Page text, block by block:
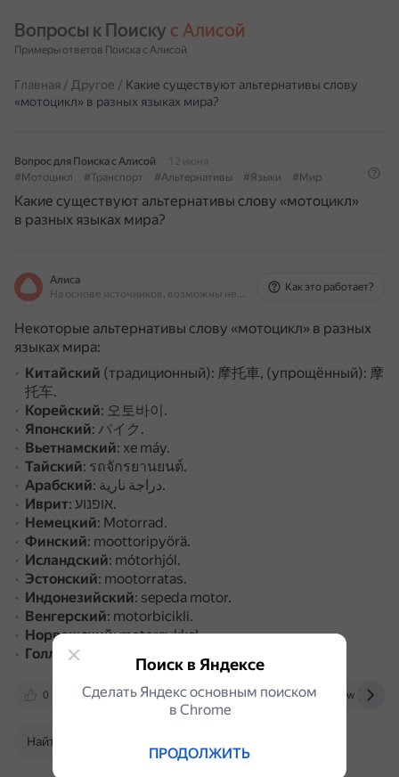
Вопросы к Поиску с Алисой
Примеры ответов Поиска с Алисой
Главная / Другое / Какие существуют альтернативы слову
«мотоцикл» в разных языках мира?
Вопрос для Поиска с Алисой
12 июня
#Мотоцикл
#Транспорт #Альтернативы #Языки #Мир
Какие существуют альтернативы слову «мотоцикл»
в разных языках мира?
Алиса
На основе источников, возможны неточности
Как это работает?
Некоторые альтернативы слову «мотоцикл» в разных
языках мира:
Китайский (традиционный): 摩托車, (упрощённый): 摩
托车.
Корейский: 오토바이.
Японский: バイク.
Вьетнамский: xe máy.
Тайский: รถจักรยานยนต์.
Арабский
: دراجة نارية.
Иврит
: אופנוע.
Немецкий: Motorrad.
Финский: moottoripyörä.
Исландский: mótorhjól.
Эстонский: mootorratas.
Индонезийский: sepeda motor.
Венгерский: motorbicikli.
Норвежский: motorsykkel.
Голландский
0 dzen.ru www.woxikon.ru
Найти в Поиске
Поиск в Яндексе
Сделать Яндекс основным поиском
в Сhrome
ПРОДОЛЖИТЬ